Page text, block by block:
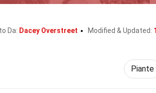
Da: Dacey Overstreet Modified & Updated:
Piante